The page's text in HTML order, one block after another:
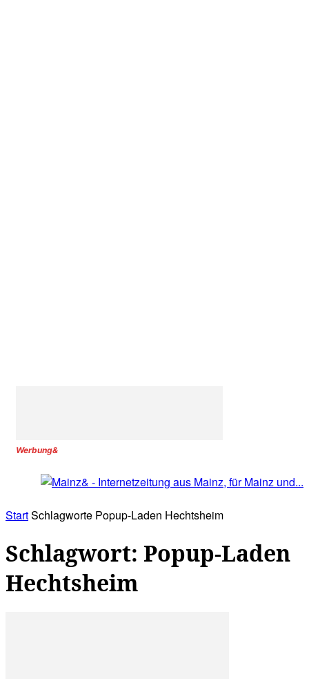
Werbung&
StartSchlagworte Popup-Laden Hechtsheim
Schlagwort: Popup-Laden
Hechtsheim